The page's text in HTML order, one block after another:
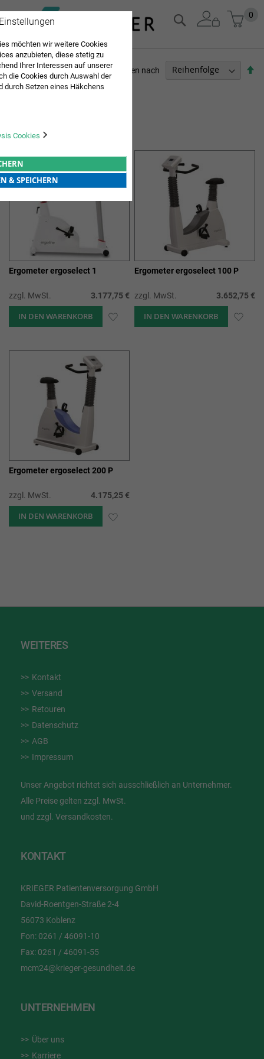
Zum
Inhalt
0
Suche
Sortieren nach
Ergometer ergoselect 1
zzgl. MwSt. 3.177,75 €
IN DEN WARENKORB ZUR
Ergometer ergoselect 100 P
zzgl. MwSt. 3.652,75 €
IN DEN WARENKORB ZUR
Ergometer ergoselect 200 P
zzgl. MwSt. 4.175,25 €
IN DEN WARENKORB ZUR
ARZTBEDARF
WEITERES
Kontakt
Versand
Retouren
Datenschutz
AGB
Impressum
Unser Angebot richtet sich ausschließlich an Unternehmer.
Alle Preise gelten zzgl. MwSt.
und zzgl. Versandkosten.
KONTAKT
KRIEGER Patientenversorgung GmbH
David-Roentgen-Straße 2-4
56073 Koblenz
Fon: 0261 / 46091-10
Fax: 0261 / 46091-55
mcm24@krieger-gesundheit.de
UNTERNEHMEN
Über uns
Karriere
möchten wir weitere Cookies
anzubieten, diese stetig zu
Ihrer Interessen auf unserer
die Cookies durch Auswahl der
durch Setzen eines Häkchens
in unserer
Cookies
& SPEICHERN